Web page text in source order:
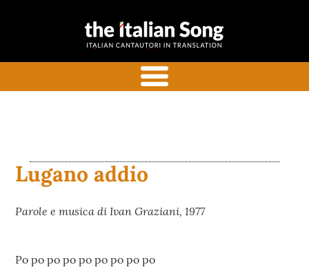
the italian
commentate in inglese
Lugano addio
Parole e musica di Ivan Graziani, 1977
Po po po po po po po po po